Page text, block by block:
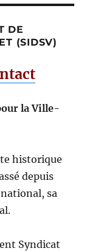
DE
(SIDSV)
la Ville-
historique
depuis
sa
Syndicat